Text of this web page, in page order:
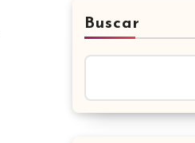
Buscar